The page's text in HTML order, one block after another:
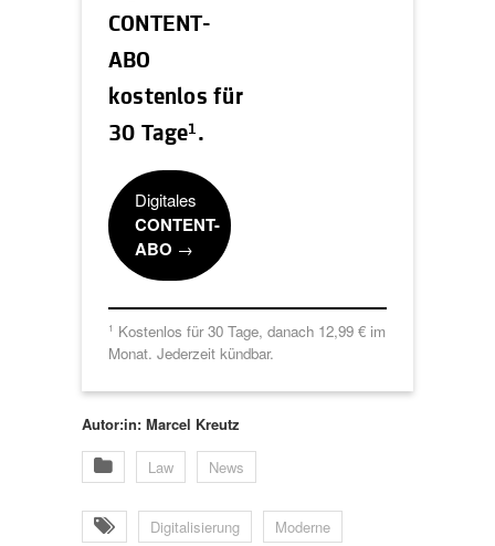
CONTENT-
ABO
kostenlos für
30 Tage1 .
Digitales
CONTENT-
ABO →
1 Kostenlos für 30 Tage, danach 12,99 € im
Monat. Jederzeit kündbar.
Autor:in: Marcel Kreutz
Law News
Digitalisierung Moderne